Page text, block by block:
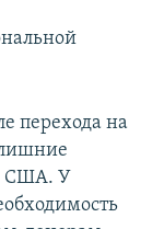
перехода на
США. У